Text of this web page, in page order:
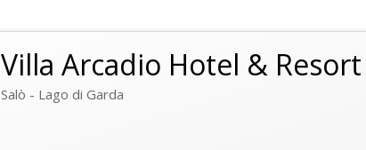
Villa Arcadio Hotel & Resort
Salò - Lago di Garda